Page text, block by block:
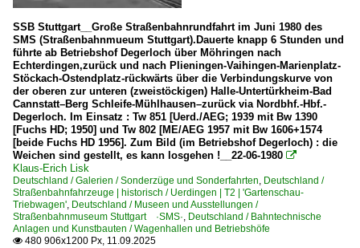
SSB Stuttgart__Große Straßenbahnrundfahrt im Juni 1980 des
SMS (Straßenbahnmueum Stuttgart).Dauerte knapp 6 Stunden und
führte ab Betriebshof Degerloch über Möhringen nach
Echterdingen,zurück und nach Plieningen-Vaihingen-Marienplatz-
Stöckach-Ostendplatz-rückwärts über die Verbindungskurve von
der oberen zur unteren (zweistöckigen) Halle-Untertürkheim-Bad
Cannstatt–Berg Schleife-Mühlhausen–zurück via Nordbhf.-Hbf.-
Degerloch. Im Einsatz : Tw 851 [Uerd./AEG; 1939 mit Bw 1390
[Fuchs HD; 1950] und Tw 802 [ME/AEG 1957 mit Bw 1606+1574
[beide Fuchs HD 1956]. Zum Bild (im Betriebshof Degerloch) : die
Weichen sind gestellt, es kann losgehen !__22-06-1980 
Klaus-Erich Lisk
Deutschland / Galerien / Sonderzüge und Sonderfahrten, Deutschland /
Straßenbahnfahrzeuge | historisch / Uerdingen | T2 | 'Gartenschau-
Triebwagen', Deutschland / Museen und Ausstellungen /
Straßenbahnmuseum Stuttgart ·SMS·, Deutschland / Bahntechnische
Anlagen und Kunstbauten / Wagenhallen und Betriebshöfe
 480 906x1200 Px, 11.09.2025